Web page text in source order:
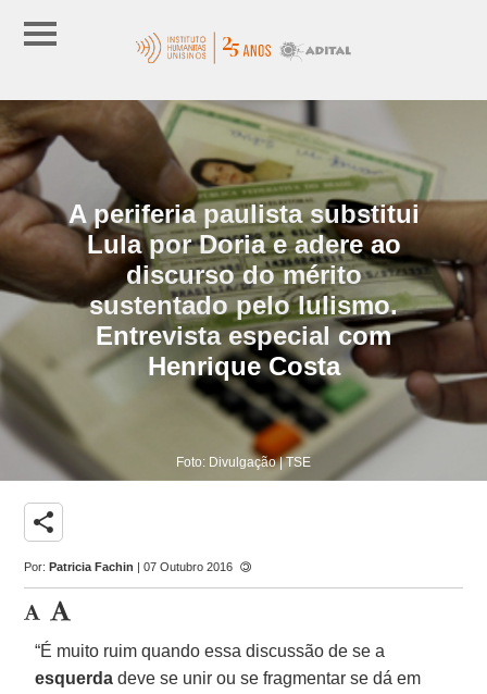
A periferia paulista substitui
Lula por Doria e adere ao
discurso do mérito
sustentado pelo lulismo.
Entrevista especial com
Henrique Costa
Foto: Divulgação | TSE
share
Por:Patricia Fachin | 07 Outubro 2016
“É muito ruim quando essa discussão de se a
esquerda deve se unir ou se fragmentar se dá em